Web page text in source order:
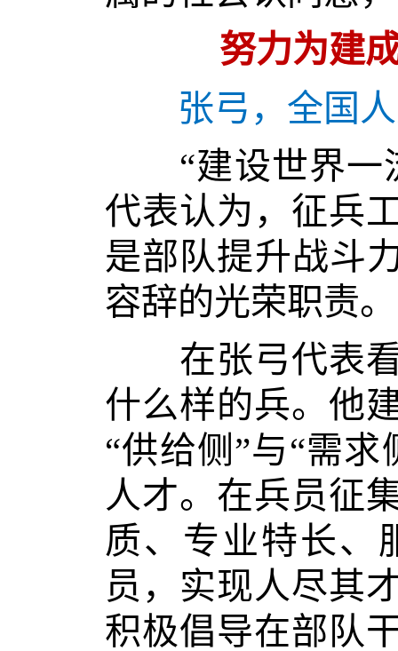
努力为建
张弓，全国
“建设世界一
代表认为，征兵
是部队提升战斗
容辞的光荣职责。
在张弓代表看
什么样的兵。他
“供给侧”与“需
人才。在兵员征
质、专业特长、
员，实现人尽其
积极倡导在部队